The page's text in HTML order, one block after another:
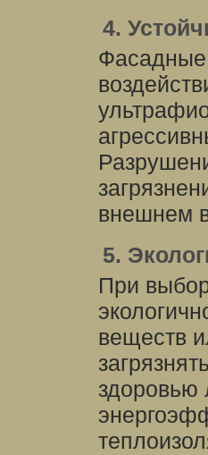
4.
внешнем
5.
При
веществ
здоровью